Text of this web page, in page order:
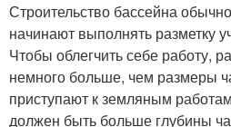
Строительство бассейна
начинают выполнять разметку
Чтобы облегчить себе работу,
немного больше, чем размеры
приступают к земляным
должен быть больше глубины